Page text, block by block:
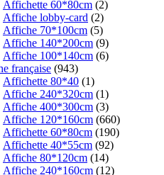
Affichette 60*80cm (2)
Affiche lobby-card (2)
Affiche 70*100cm (5)
Affiche 140*200cm (9)
Affiche 100*140cm (6)
française (943)
Affichette 80*40 (1)
Affiche 240*320cm (1)
Affiche 400*300cm (3)
Affiche 120*160cm (660)
Affichette 60*80cm (190)
Affichette 40*55cm (92)
Affiche 80*120cm (14)
Affiche 240*160cm (12)